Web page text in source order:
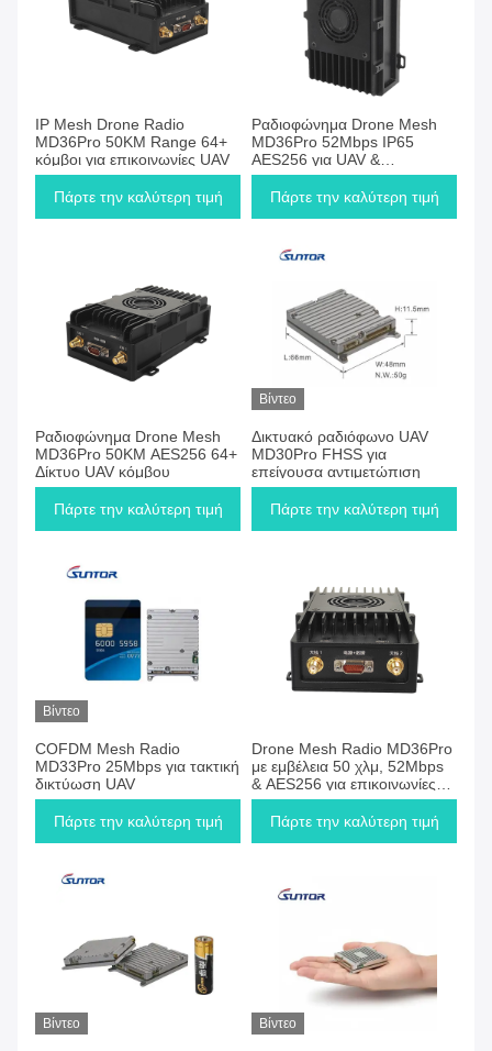
IP Mesh Drone Radio
MD36Pro 50KM Range 64+
κόμβοι για επικοινωνίες UAV
Πάρτε την καλύτερη τιμή
Ραδιοφώνημα Drone Mesh
MD36Pro 52Mbps IP65
AES256 για UAV &
επικοινωνίες έκτακτης
ανάγκης
Πάρτε την καλύτερη τιμή
Ραδιοφώνημα Drone Mesh
MD36Pro 50KM AES256 64+
Δίκτυο UAV κόμβου
Πάρτε την καλύτερη τιμή
Βίντεο
Δικτυακό ραδιόφωνο UAV
MD30Pro FHSS για
επείγουσα αντιμετώπιση
Πάρτε την καλύτερη τιμή
Βίντεο
COFDM Mesh Radio
MD33Pro 25Mbps για τακτική
δικτύωση UAV
Πάρτε την καλύτερη τιμή
Drone Mesh Radio MD36Pro
με εμβέλεια 50 χλμ, 52Mbps
& AES256 για επικοινωνίες
UAV
Πάρτε την καλύτερη τιμή
Βίντεο Βίντεο